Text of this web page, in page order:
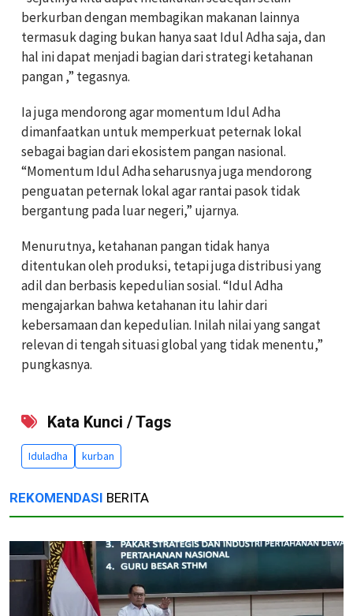
berkurban dengan membagikan makanan lainnya
termasuk daging bukan hanya saat Idul Adha saja, dan
hal ini dapat menjadi bagian dari strategi ketahanan
pangan ,” tegasnya.
Ia juga mendorong agar momentum Idul Adha
dimanfaatkan untuk memperkuat peternak lokal
sebagai bagian dari ekosistem pangan nasional.
“Momentum Idul Adha seharusnya juga mendorong
penguatan peternak lokal agar rantai pasok tidak
bergantung pada luar negeri,” ujarnya.
Menurutnya, ketahanan pangan tidak hanya
ditentukan oleh produksi, tetapi juga distribusi yang
adil dan berbasis kepedulian sosial. “Idul Adha
mengajarkan bahwa ketahanan itu lahir dari
kebersamaan dan kepedulian. Inilah nilai yang sangat
relevan di tengah situasi global yang tidak menentu,”
pungkasnya.
Kata Kunci / Tags
Iduladha kurban
REKOMENDASI BERITA